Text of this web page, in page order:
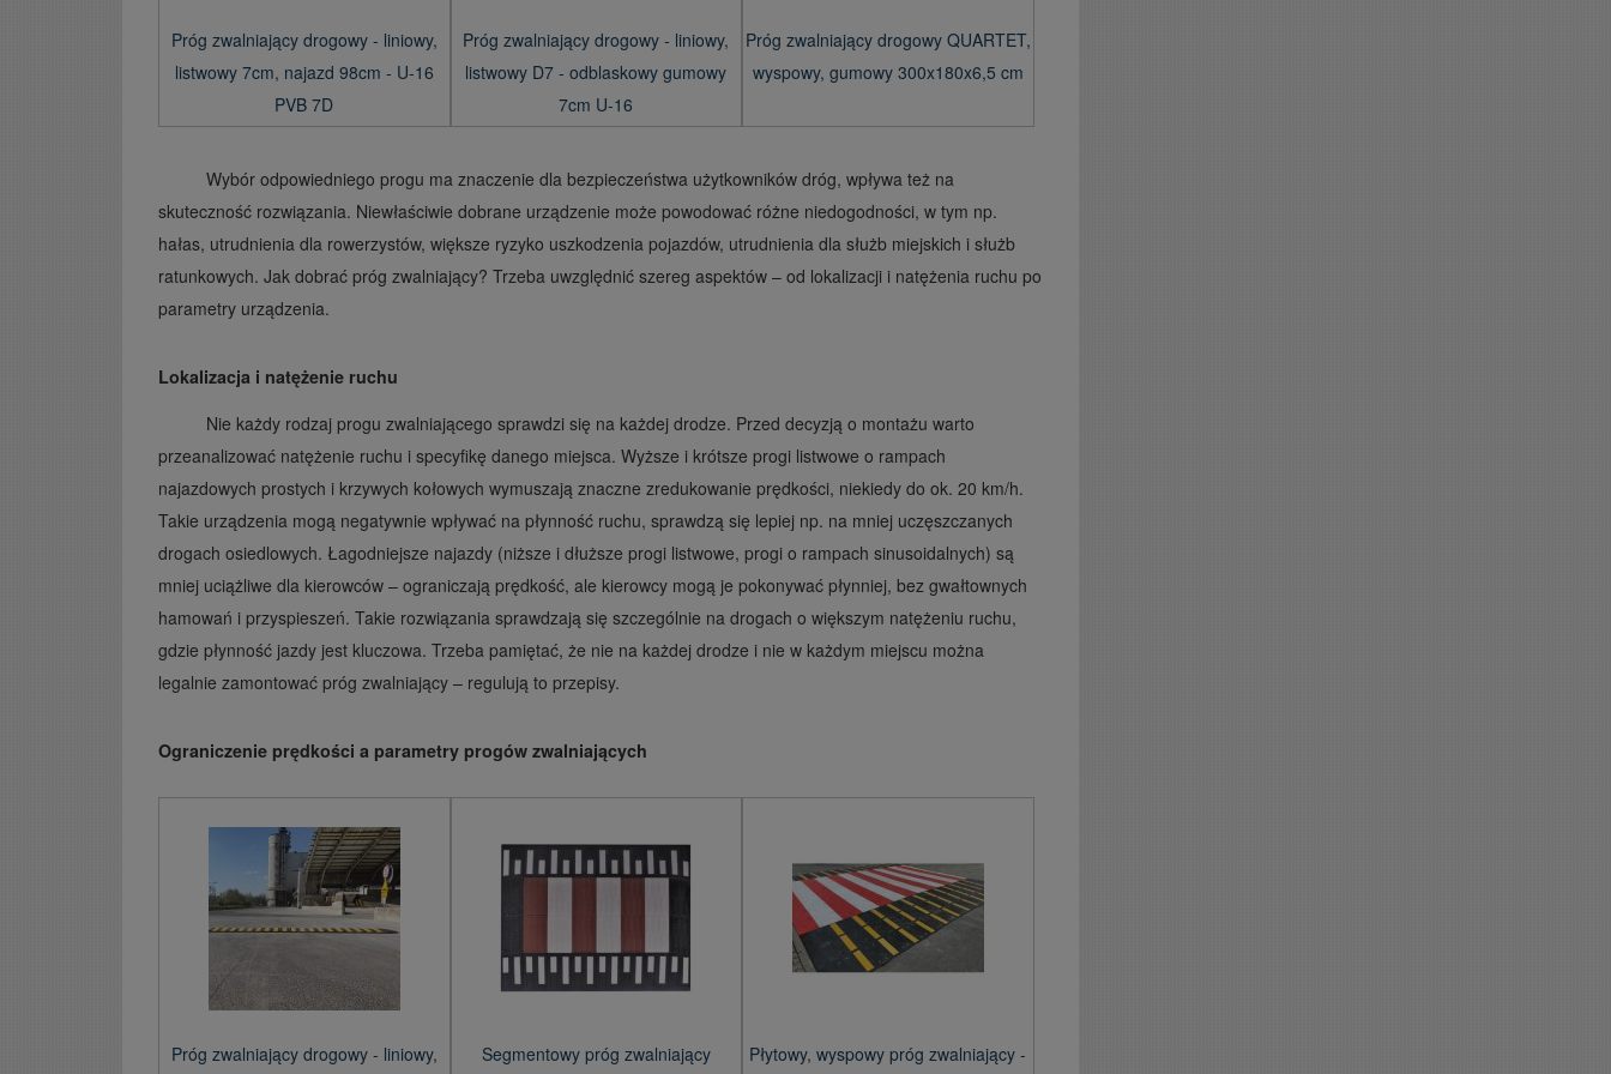
Próg zwalniający drogowy - liniowy,
listwowy 7cm, najazd 98cm - U-16
PVB 7D
Próg zwalniający drogowy - liniowy,
listwowy D7 - odblaskowy gumowy
7cm U-16
Próg zwalniający drogowy QUARTET,
wyspowy, gumowy 300x180x6,5 cm
Wybór odpowiedniego progu ma znaczenie dla bezpieczeństwa użytkowników dróg, wpływa też na
skuteczność rozwiązania. Niewłaściwie dobrane urządzenie może powodować różne niedogodności, w tym np.
hałas, utrudnienia dla rowerzystów, większe ryzyko uszkodzenia pojazdów, utrudnienia dla służb miejskich i służb
ratunkowych. Jak dobrać próg zwalniający? Trzeba uwzględnić szereg aspektów – od lokalizacji i natężenia ruchu po
parametry urządzenia.
Lokalizacja i natężenie ruchu
Nie każdy rodzaj progu zwalniającego sprawdzi się na każdej drodze. Przed decyzją o montażu warto
przeanalizować natężenie ruchu i specyfikę danego miejsca. Wyższe i krótsze progi listwowe o rampach
najazdowych prostych i krzywych kołowych wymuszają znaczne zredukowanie prędkości, niekiedy do ok. 20 km/h.
Takie urządzenia mogą negatywnie wpływać na płynność ruchu, sprawdzą się lepiej np. na mniej uczęszczanych
drogach osiedlowych. Łagodniejsze najazdy (niższe i dłuższe progi listwowe, progi o rampach sinusoidalnych) są
mniej uciążliwe dla kierowców – ograniczają prędkość, ale kierowcy mogą je pokonywać płynniej, bez gwałtownych
hamowań i przyspieszeń. Takie rozwiązania sprawdzają się szczególnie na drogach o większym natężeniu ruchu,
gdzie płynność jazdy jest kluczowa. Trzeba pamiętać, że nie na każdej drodze i nie w każdym miejscu można
legalnie zamontować próg zwalniający – regulują to przepisy.
Ograniczenie prędkości a parametry progów zwalniających
Próg zwalniający drogowy - liniowy, Segmentowy próg zwalniający Płytowy, wyspowy próg zwalniający -